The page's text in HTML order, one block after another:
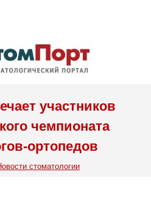
участников
чемпионата
ортопедов
стоматологии